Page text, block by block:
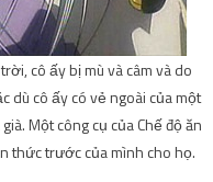
cô ấy bị mù và câm và do
dù cô ấy có vẻ ngoài của một
Một công cụ của Chế độ ăn
thức trước của mình cho họ.